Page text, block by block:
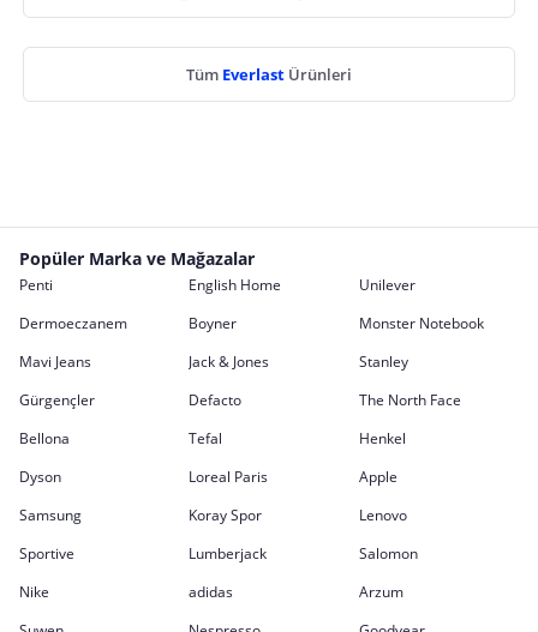
Tüm Everlast Ürünleri
Popüler Marka ve Mağazalar
Penti English Home
Unilever
Dermoeczanem
Boyner
Monster Notebook
Mavi Jeans
Jack & Jones
Stanley
Gürgençler
Defacto
The North Face
Bellona
Tefal
Henkel
Dyson
Loreal Paris
Apple
Samsung
Koray Spor
Lenovo
Sportive
Lumberjack
Salomon
Nike
adidas
Arzum